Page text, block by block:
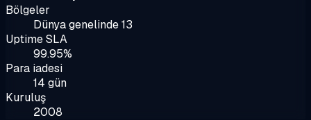
Bölgeler
Dünya genelinde 13
Uptime SLA
99.95%
Para iadesi
14 gün
Kuruluş
2008